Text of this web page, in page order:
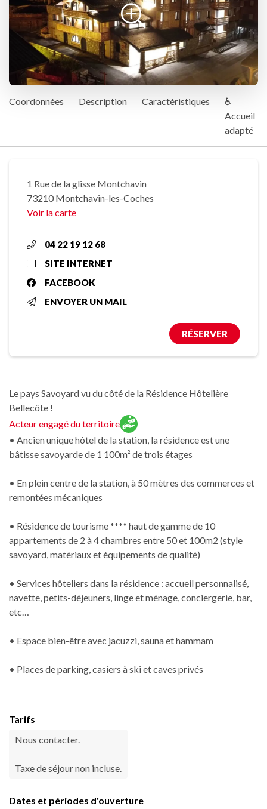
Coordonnées Description Caractéristiques
♿
Accueil
adapté
1 Rue de la glisse Montchavin
73210 Montchavin-les-Coches
Voir la carte
04 22 19 12 68
SITE INTERNET
FACEBOOK
ENVOYER UN MAIL
RÉSERVER
Le pays Savoyard vu du côté de la Résidence Hôtelière
Bellecôte !
Acteur engagé du territoire
• Ancien unique hôtel de la station, la résidence est une
bâtisse savoyarde de 1 100m² de trois étages
• En plein centre de la station, à 50 mètres des commerces et
remontées mécaniques
• Résidence de tourisme **** haut de gamme de 10
appartements de 2 à 4 chambres entre 50 et 100m2 (style
savoyard, matériaux et équipements de qualité)
• Services hôteliers dans la résidence : accueil personnalisé,
navette, petits-déjeuners, linge et ménage, conciergerie, bar,
etc…
• Espace bien-être avec jacuzzi, sauna et hammam
• Places de parking, casiers à ski et caves privés
Tarifs
Nous contacter.
Taxe de séjour non incluse.
Dates et périodes d'ouverture